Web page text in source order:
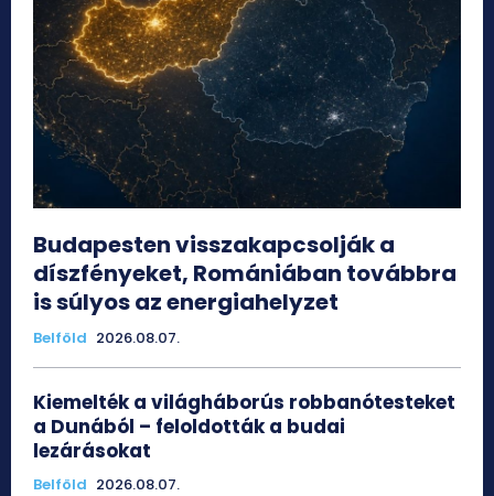
Budapesten visszakapcsolják a
díszfényeket, Romániában továbbra
is súlyos az energiahelyzet
Belföld 2026.08.07.
Kiemelték a világháborús robbanótesteket
a Dunából – feloldották a budai
lezárásokat
Belföld 2026.08.07.